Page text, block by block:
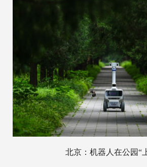
北京：机器人在公园“